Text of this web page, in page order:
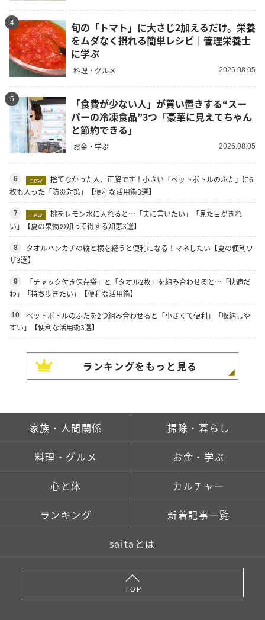
4
旬の「トマト」に大さじ2加えるだけ。栄養
をムダなく摂れる簡単レシピ｜管理栄養士
に学ぶ
料理・グルメ 2026.08.05
5
「食費が少ない人」が買い置きする“スー
パーの冷凍食品”3つ「豪華に見えてちゃん
と節約できる」
お金・学ぶ 2026.08.05
6 new
捨てなかった人、正解です！小さい「ペットボトルのふた」に6
枚も入った「防災対策」【便利な活用術3選】
7 new
桃をレモン水に入れると…「夫に言いたい」「見た目がきれ
い」【夏の果物の知って得する知恵3選】
8
タオルハンカチの縦と横を縫うと便利になる！マネしたい【夏の便利ワ
ザ3選】
9
「チャック付き保存袋」と「タオル2枚」を組み合わせると…「快適だ
わ」「持ち歩きたい」【便利な活用術】
10
ペットボトルのふたを2つ組み合わせると「小さくて便利」「収納しや
すい」【便利な活用術3選】
ランキングをもっと見る
家族・人間関係 掃除・暮らし
料理・グルメ お金・学ぶ
心と体 カルチャー
ランキング 新着記事一覧
saitaとは
TOP